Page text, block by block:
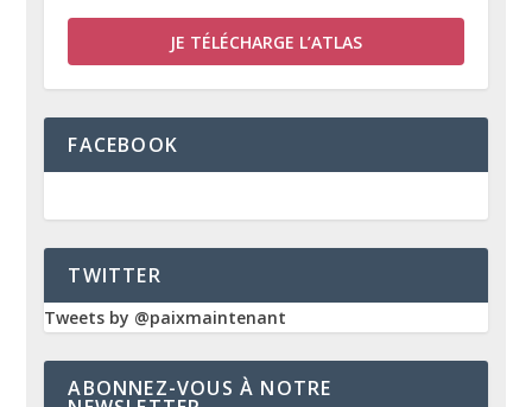
JE TÉLÉCHARGE L’ATLAS
FACEBOOK
TWITTER
Tweets by @paixmaintenant
ABONNEZ-VOUS À NOTRE